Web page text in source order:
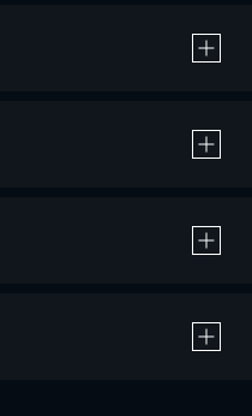
済による作品の購入 / レンタルです。